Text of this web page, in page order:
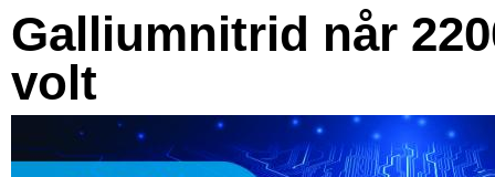
Galliumnitrid når
volt